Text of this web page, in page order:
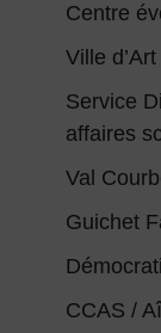
Centre
Ville
Service
affaires
Val
Guichet
CCAS /